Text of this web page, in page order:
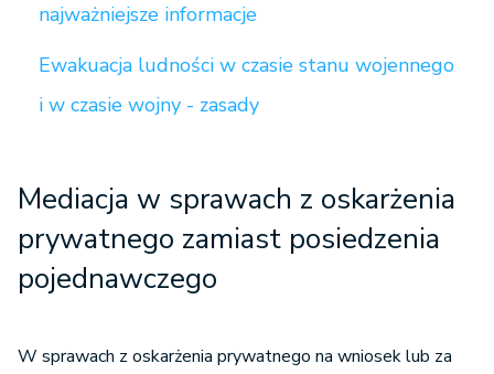
najważniejsze informacje
Ewakuacja ludności w czasie stanu wojennego
i w czasie wojny - zasady
Mediacja w sprawach z oskarżenia
prywatnego zamiast posiedzenia
pojednawczego
W sprawach z oskarżenia prywatnego na wniosek lub za